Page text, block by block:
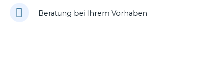
Beratung bei Ihrem Vorhaben